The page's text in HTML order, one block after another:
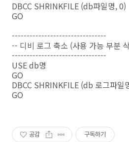
DBCC SHRINKFILE (db파일명, 0)
GO
--------------------------------
-- 디비 로그 축소 (사용 가능 부분
--------------------------------
USE db명
GO
DBCC SHRINKFILE (db 로그파일
GO
공감 구독하기